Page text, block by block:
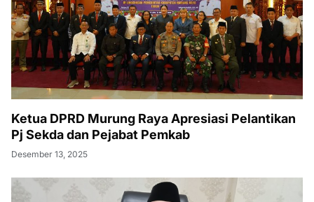
Ketua DPRD Murung Raya Apresiasi Pelantikan
Pj Sekda dan Pejabat Pemkab
Desember 13, 2025